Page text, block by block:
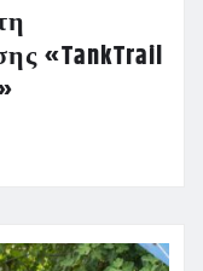
«TankTrail